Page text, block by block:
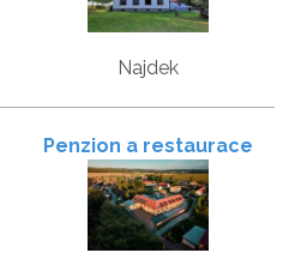
Najdek
Penzion a restaurace
Zlatovláska u Červené
Lhoty